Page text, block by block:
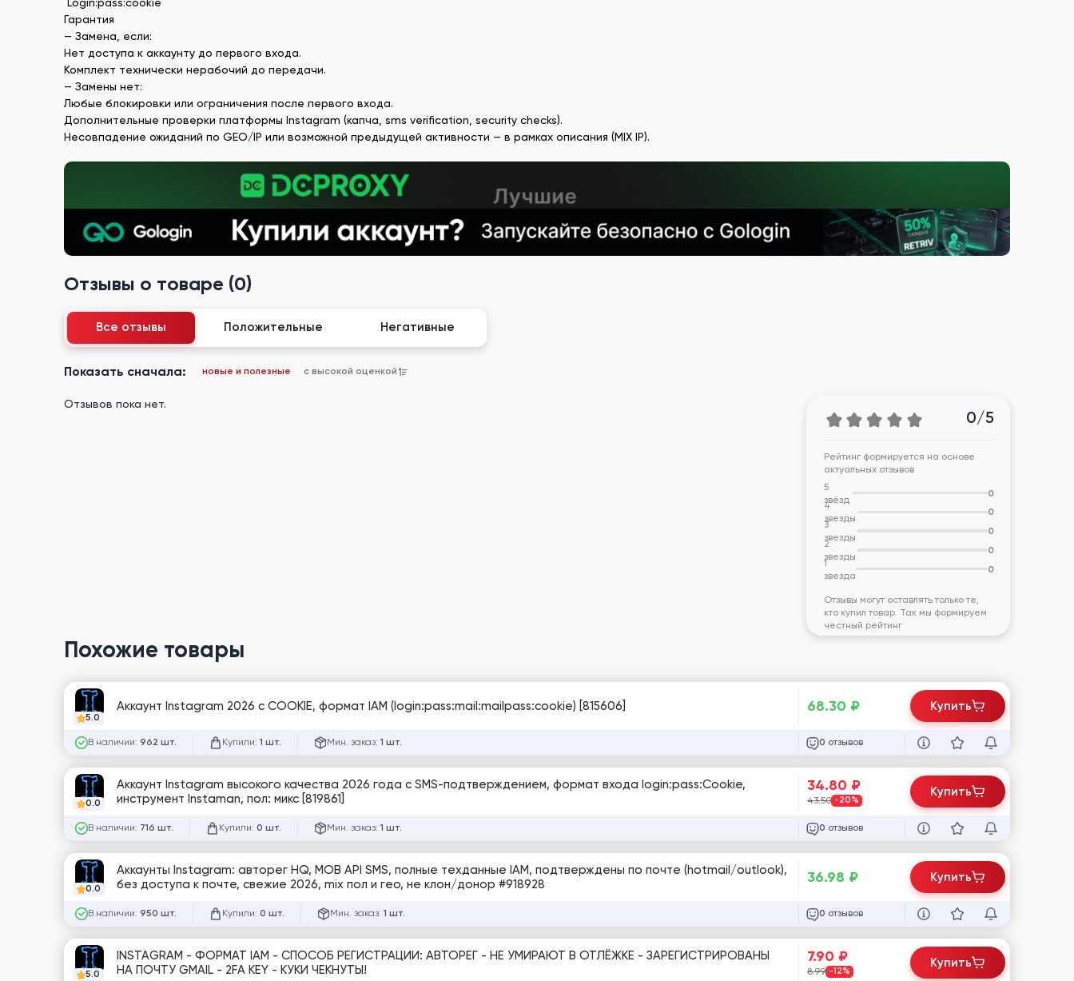
Гарантия
— Замена, если:
Нет доступа к аккаунту до первого входа.
Комплект технически нерабочий до передачи.
— Замены нет:
Любые блокировки или ограничения после первого входа.
Дополнительные проверки платформы Instagram (капча, sms verification, security checks).
Несовпадение ожиданий по GEO/IP или возможной предыдущей активности — в рамках описания (MIX IP).
Отзывы о товаре (0)
Все отзывы Положительные Негативные
Показать сначала: новые и полезные с высокой оценкой
Отзывов пока нет.
0/5
Рейтинг формируется на основе
актуальных отзывов
5
звёзд
0
4
звезды
0
3
звезды
0
2
звезды
0
1
звезда
0
Отзывы могут оставлять только те,
кто купил товар. Так мы формируем
честный рейтинг
Похожие товары
5.0
Аккаунт Instagram 2026 с COOKIE, формат IAM (login:pass:mail:mailpass:cookie) [815606]
В наличии: 962 шт. Купили: 1 шт. Мин. заказ: 1 шт.
68.30 ₽
0 отзывов
Купить
0.0
Аккаунт Instagram высокого качества 2026 года с SMS-подтверждением, формат входа login:pass:Cookie,
инструмент Instaman, пол: микс [819861]
В наличии: 716 шт. Купили: 0 шт. Мин. заказ: 1 шт.
34.80 ₽
43.50 -20%
0 отзывов
Купить
0.0
Аккаунты Instagram: авторег HQ, MOB API SMS, полные техданные IAM, подтверждены по почте (hotmail/outlook),
без доступа к почте, свежие 2026, mix пол и гео, не клон/донор #918928
В наличии: 950 шт. Купили: 0 шт. Мин. заказ: 1 шт.
36.98 ₽
0 отзывов
Купить
5.0
INSTAGRAM - ФОРМАТ IAM - СПОСОБ РЕГИСТРАЦИИ: АВТОРЕГ - НЕ УМИРАЮТ В ОТЛЁЖКЕ - ЗАРЕГИСТРИРОВАНЫ
НА ПОЧТУ GMAIL - 2FA KEY - КУКИ ЧЕКНУТЫ!
7.90 ₽
8.99 -12%
Купить